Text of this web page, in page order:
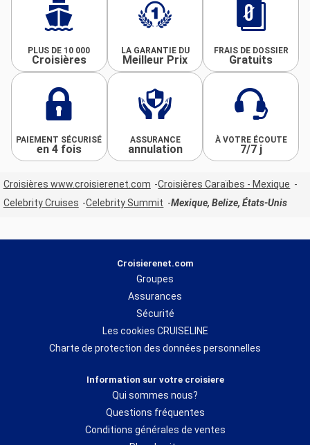
PLUS DE 10 000
Croisières
LA GARANTIE DU
Meilleur Prix
FRAIS DE DOSSIER
Gratuits
PAIEMENT SÉCURISÉ
en 4 fois
ASSURANCE
annulation
À VOTRE ÉCOUTE
7/7 j
Croisières www.croisierenet.com
Croisières Caraïbes - Mexique
Celebrity Cruises
Celebrity Summit Mexique, Belize, États-Unis
Croisierenet.com
Groupes
Assurances
Sécurité
Les cookies CRUISELINE
Charte de protection des données personnelles
Information sur votre croisiere
Qui sommes nous?
Questions fréquentes
Conditions générales de ventes